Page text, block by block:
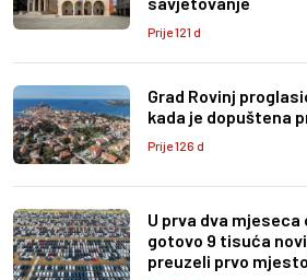
Prije 121 d
Grad Rovinj
kada je dopuštena
Prije 126 d
U prva dva
gotovo 9 tisuća
preuzeli prvo